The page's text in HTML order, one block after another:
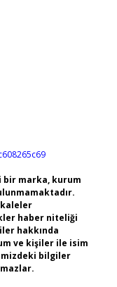
marka, kurum
haber niteliği
hakkında
ve kişiler ile isim
bilgiler